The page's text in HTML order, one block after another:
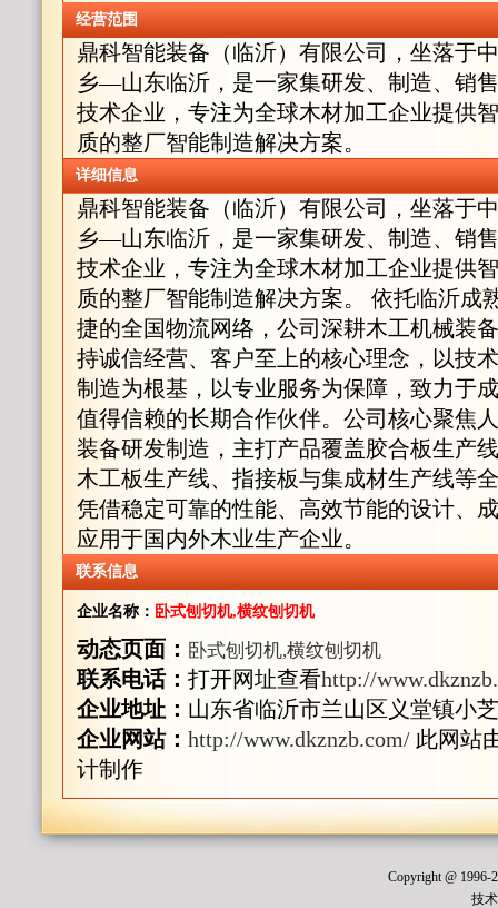
经营范围
鼎科智能装备（临沂）有限公司，坐落于
乡—山东临沂，是一家集研发、制造、销
技术企业，专注为全球木材加工企业提供
质的整厂智能制造解决方案。
详细信息
鼎科智能装备（临沂）有限公司，坐落于
乡—山东临沂，是一家集研发、制造、销
技术企业，专注为全球木材加工企业提供
质的整厂智能制造解决方案。 依托临沂成
捷的全国物流网络，公司深耕木工机械装
持诚信经营、客户至上的核心理念，以技
制造为根基，以专业服务为保障，致力于
值得信赖的长期合作伙伴。公司核心聚焦
装备研发制造，主打产品覆盖胶合板生产
木工板生产线、指接板与集成材生产线等
凭借稳定可靠的性能、高效节能的设计、
应用于国内外木业生产企业。
联系信息
企业名称： 卧式刨切机,横纹刨切机
动态页面： 卧式刨切机,横纹刨切机
联系电话： 打开网址查看http://
企业地址： 山东省临沂市兰山区义堂镇小
企业网站： http://www.dkznzb.com/ 此网站
计制作
Copyright @ 1996-
技